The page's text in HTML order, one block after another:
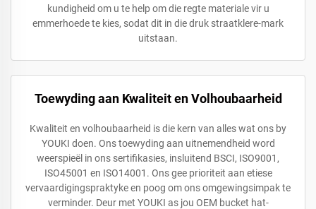
kundigheid om u te help om die regte materiale vir u
emmerhoede te kies, sodat dit in die druk straatklere-mark
uitstaan.
Toewyding aan Kwaliteit en Volhoubaarheid
Kwaliteit en volhoubaarheid is die kern van alles wat ons by
YOUKI doen. Ons toewyding aan uitnemendheid word
weerspieël in ons sertifikasies, insluitend BSCI, ISO9001,
ISO45001 en ISO14001. Ons gee prioriteit aan etiese
vervaardigingspraktyke en poog om ons omgewingsimpak te
verminder. Deur met YOUKI as jou OEM bucket hat-